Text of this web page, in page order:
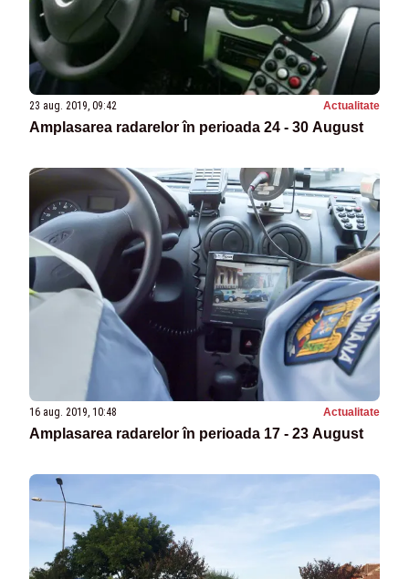
23 aug. 2019, 09:42 Actualitate
Amplasarea radarelor în perioada 24 - 30 August
16 aug. 2019, 10:48 Actualitate
Amplasarea radarelor în perioada 17 - 23 August